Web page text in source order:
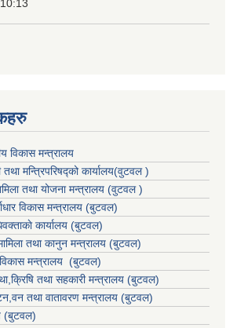
विकास मन्त्रालय
मन्त्रिपरिषद्को कार्यालय(वुटवल )
तथा योजना मन्त्रालय (वुटवल )
विकास मन्त्रालय (बुटवल)
कार्यालय (बुटवल)
तथा कानुन मन्त्रालय (बुटवल)
मन्त्रालय (बुटवल)
तथा सहकारी मन्त्रालय (बुटवल)
तथा वातावरण मन्त्रालय (बुटवल)
(बुटवल)